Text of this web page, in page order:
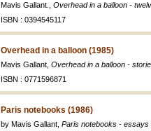
Mavis Gallant., Overhead in a balloon -
ISBN : 0394545117
Overhead in a balloon (1985)
Mavis Gallant, Overhead in a balloon -
ISBN : 0771596871
Paris notebooks (1986)
by Mavis Gallant, Paris notebooks - essays